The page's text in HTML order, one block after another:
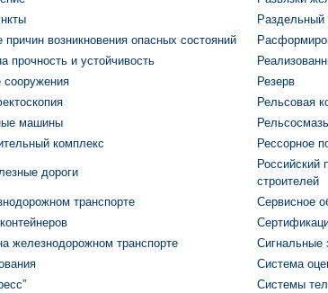
Раздельный
причин возникновения опасных состояний
прочность и устойчивость
сооружения
Резерв
Рельсовая
машины
комплекс Рессорное
дороги
Российский
строителей
транспорте
Сервисное
железнодорожном транспорте
Сигнальные
Система
Системы